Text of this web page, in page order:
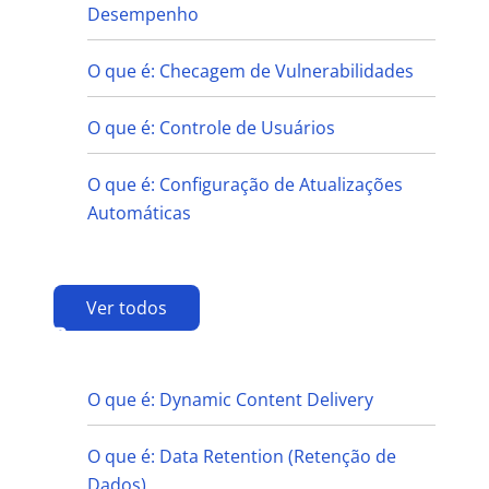
Desempenho
O que é: Checagem de Vulnerabilidades
O que é: Controle de Usuários
O que é: Configuração de Atualizações
Automáticas
Ver todos
D
O que é: Dynamic Content Delivery
O que é: Data Retention (Retenção de
Dados)